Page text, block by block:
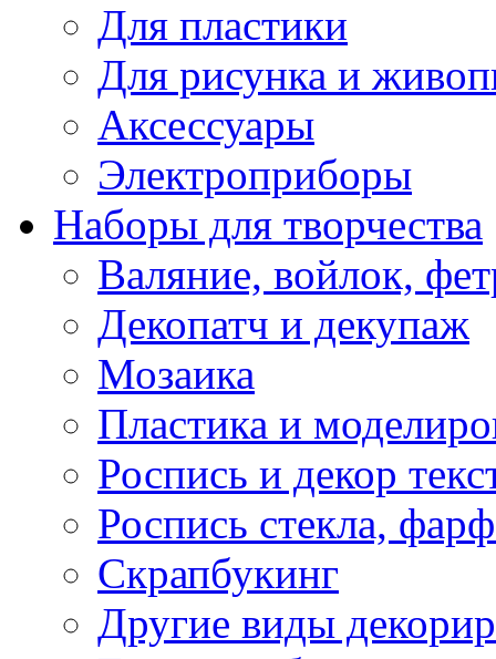
Для пластики
Для рисунка и
Аксессуары
Электроприборы
Наборы для творчества
Валяние, войлок,
Декопатч и декупаж
Мозаика
Пластика и
Роспись и декор
Роспись стекла,
Скрапбукинг
Другие виды